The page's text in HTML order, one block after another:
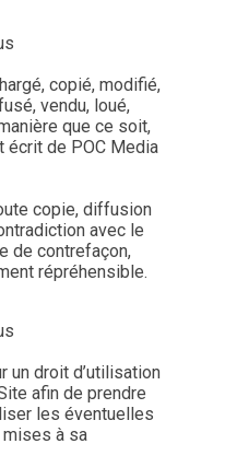
copié, modifié,
vendu, loué,
que ce soit,
écrit de POC Media
copie, diffusion
avec le
de contrefaçon,
répréhensible.
un droit d’utilisation
afin de prendre
les éventuelles
à sa